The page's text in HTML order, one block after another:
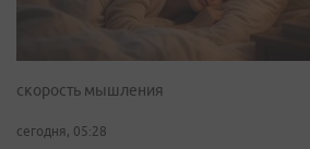
скорость мышления
сегодня, 05:28